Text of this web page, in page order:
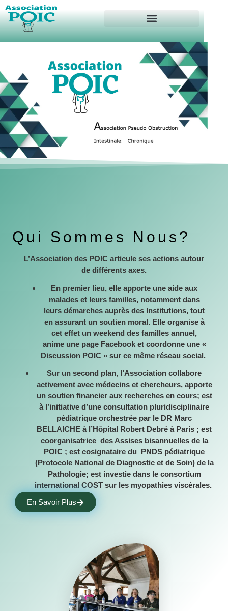
Qui Sommes Nous?
L’Association des POIC articule ses actions autour
de différents axes.
En premier lieu, elle apporte une aide aux
malades et leurs familles, notamment dans
leurs démarches auprès des Institutions, tout
en assurant un soutien moral. Elle organise à
cet effet un weekend des familles annuel,
anime une page Facebook et coordonne une «
Discussion POIC » sur ce même réseau social.
Sur un second plan, l’Association collabore
activement avec médecins et chercheurs, apporte
un soutien financier aux recherches en cours; est
à l’initiative d’une consultation pluridisciplinaire
pédiatrique orchestrée par le DR Marc
BELLAICHE à l’Hôpital Robert Debré à Paris ; est
coorganisatrice des Assises bisannuelles de la
POIC ; est cosignataire du PNDS pédiatrique
(Protocole National de Diagnostic et de Soin) de la
Pathologie; est investie dans le consortium
international COST sur les myopathies viscérales.
En Savoir Plus